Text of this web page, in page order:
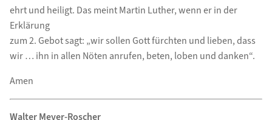
ehrt und heiligt. Das meint Martin Luther, wenn er in der
Erklärung
zum 2. Gebot sagt: „wir sollen Gott fürchten und lieben, dass
wir … ihn in allen Nöten anrufen, beten, loben und danken“.
Amen
Walter Meyer-Roscher